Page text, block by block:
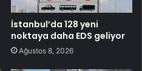
İstanbul’da 128 yeni
noktaya daha EDS geliyor
Ağustos 8, 2026